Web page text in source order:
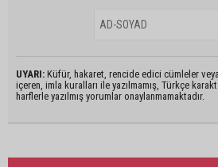
UYARI: Küfür, hakaret, rencide edici cümleler
içeren, imla kuralları ile yazılmamış, Türkçe
harflerle yazılmış yorumlar onaylanmamaktadır.